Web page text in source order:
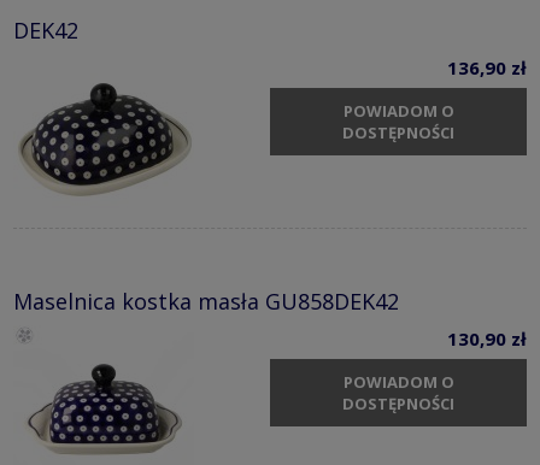
DEK42
136,90 zł
POWIADOM O
DOSTĘPNOŚCI
Maselnica kostka masła GU858DEK42
130,90 zł
POWIADOM O
DOSTĘPNOŚCI